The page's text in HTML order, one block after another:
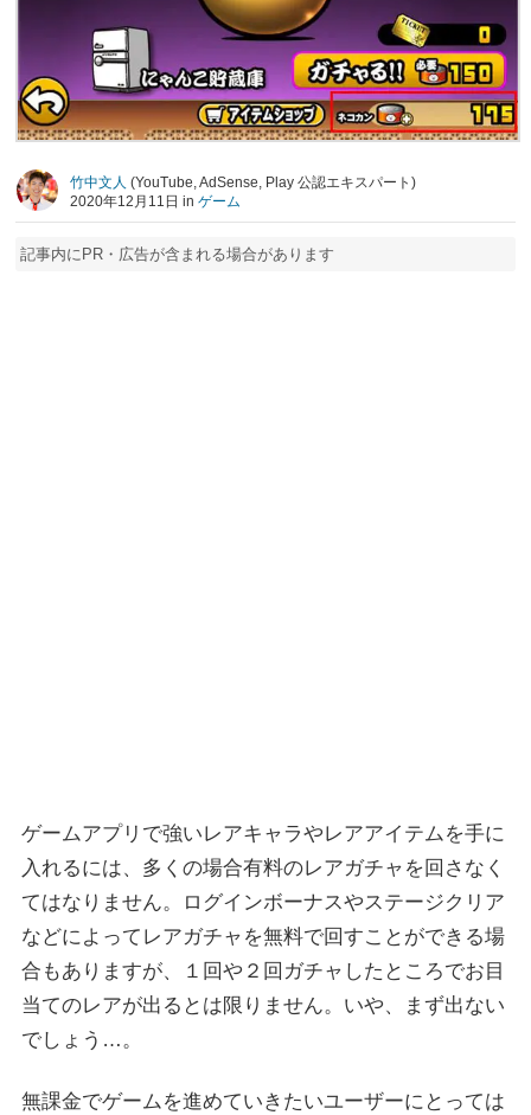
竹中文人 (YouTube, AdSense, Play 公認エキスパート)
2020年12月11日 in ゲーム
記事内にPR・広告が含まれる場合があります
ゲームアプリで強いレアキャラやレアアイテムを手に
入れるには、多くの場合有料のレアガチャを回さなく
てはなりません。ログインボーナスやステージクリア
などによってレアガチャを無料で回すことができる場
合もありますが、１回や２回ガチャしたところでお目
当てのレアが出るとは限りません。いや、まず出ない
でしょう…。
無課金でゲームを進めていきたいユーザーにとっては